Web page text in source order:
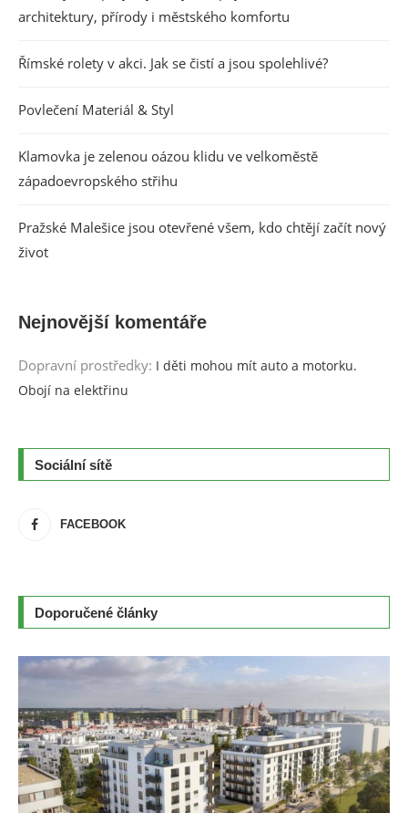
architektury, přírody i městského komfortu
Římské rolety v akci. Jak se čistí a jsou spolehlivé?
Povlečení Materiál & Styl
Klamovka je zelenou oázou klidu ve velkoměstě
západoevropského střihu
Pražské Malešice jsou otevřené všem, kdo chtějí začít nový
život
Nejnovější komentáře
Dopravní prostředky: I děti mohou mít auto a motorku.
Obojí na elektřinu
Sociální sítě
FACEBOOK
Doporučené články